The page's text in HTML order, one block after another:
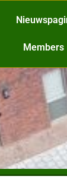
Members